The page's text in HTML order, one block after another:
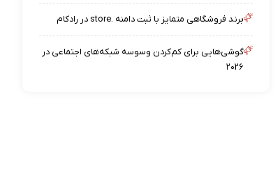
برند فروشگاهی متمایز با ثبت دامنه .store در رادکام
گوشی‌هایی برای کم‌کردن وسوسه شبکه‌های اجتماعی در
۲۰۲۶